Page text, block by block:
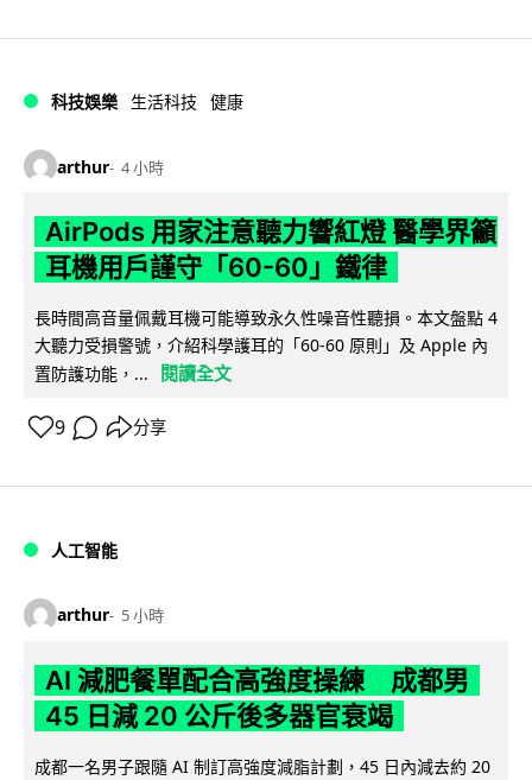
科技娛樂 生活科技 健康
arthur 4 小時
AirPods 用家注意聽力響紅燈 醫學界籲
耳機用戶謹守「60-60」鐵律
長時間高音量佩戴耳機可能導致永久性噪音性聽損。本文盤點 4
大聽力受損警號，介紹科學護耳的「60-60 原則」及 Apple 內
置防護功能，...
閱讀全文
9 分享
人工智能
arthur 5 小時
AI 減肥餐單配合高強度操練 成都男
45 日減 20 公斤後多器官衰竭
成都一名男子跟隨 AI 制訂高強度減脂計劃，45 日內減去約 20